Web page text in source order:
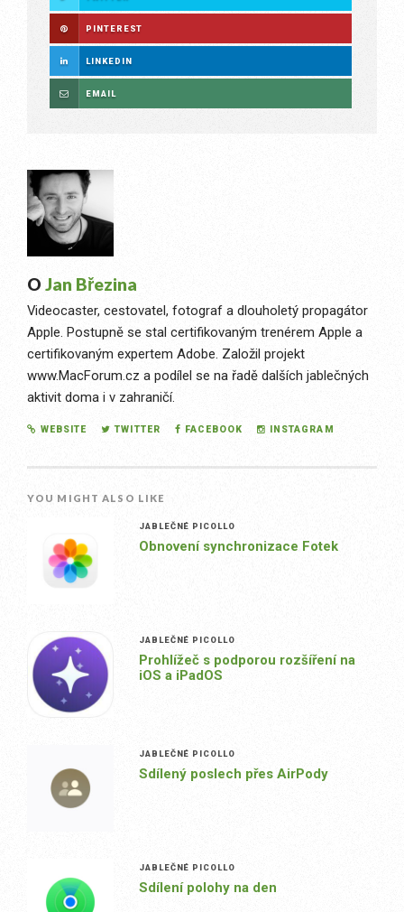
PINTEREST
LINKEDIN
EMAIL
O Jan Březina
Videocaster, cestovatel, fotograf a dlouholetý propagátor
Apple. Postupně se stal certifikovaným trenérem Apple a
certifikovaným expertem Adobe. Založil projekt
www.MacForum.cz a podílel se na řadě dalších jablečných
aktivit doma i v zahraničí.
WEBSITE TWITTER FACEBOOK INSTAGRAM
YOU MIGHT ALSO LIKE
JABLEČNÉ PICOLLO
Obnovení synchronizace Fotek
JABLEČNÉ PICOLLO
Prohlížeč s podporou rozšíření na
iOS a iPadOS
JABLEČNÉ PICOLLO
Sdílený poslech přes AirPody
JABLEČNÉ PICOLLO
Sdílení polohy na den